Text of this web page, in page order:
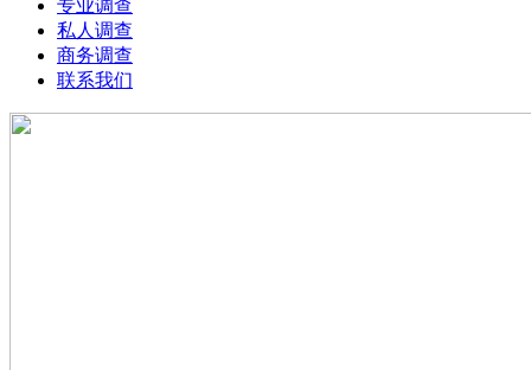
专业调查
私人调查
商务调查
联系我们